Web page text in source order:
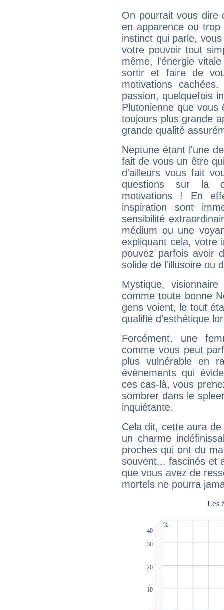
On pourrait vous dire
en apparence ou
instinct qui parle,
votre pouvoir tout
même, l'énergie
sortir et faire de
motivations
passion, quelquefois
Plutonienne que
toujours plus grande
grande qualité
Neptune étant l'une
fait de vous un être
d'ailleurs vous fait
questions sur la
motivations ! En
inspiration sont
sensibilité
médium ou une
expliquant cela, votre
pouvez parfois avoir
solide de l'illusoire ou
Mystique,
comme toute bonne
gens voient, le tout
qualifié d'esthétique
Forcément, une
comme vous peut
plus vulnérable en
évènements qui
ces cas-là, vous
sombrer dans le
inquiétante.
Cela dit, cette aura
un charme
proches qui ont du
souvent... fascinés et
que vous avez de
mortels ne pourra